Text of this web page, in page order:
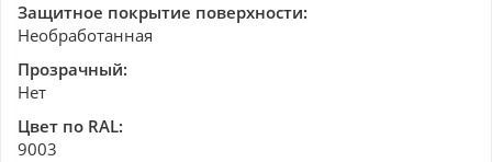
Защитное покрытие поверхности:
Необработанная
Прозрачный:
Нет
Цвет по RAL:
9003